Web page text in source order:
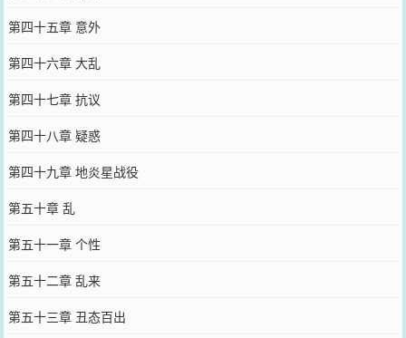
第四十五章 意外
第四十六章 大乱
第四十七章 抗议
第四十八章 疑惑
第四十九章 地炎星战役
第五十章 乱
第五十一章 个性
第五十二章 乱来
第五十三章 丑态百出